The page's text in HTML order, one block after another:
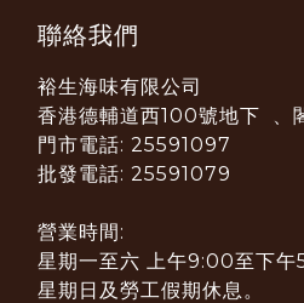
聯絡我們
裕生海味有限公司
香港德輔道西100號地下 、
門市電話: 25591097
批發電話: 25591079
營業時間:
星期一至六 上午9:00至下午
星期日及勞工假期休息。